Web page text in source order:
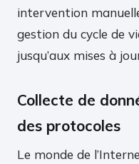
intervention
gestion du cycle de
jusqu’aux mises à
Collecte de
des protocoles
Le monde de